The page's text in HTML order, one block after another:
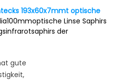
193x60x7mmt optische
Linse Saphirs
der
gute